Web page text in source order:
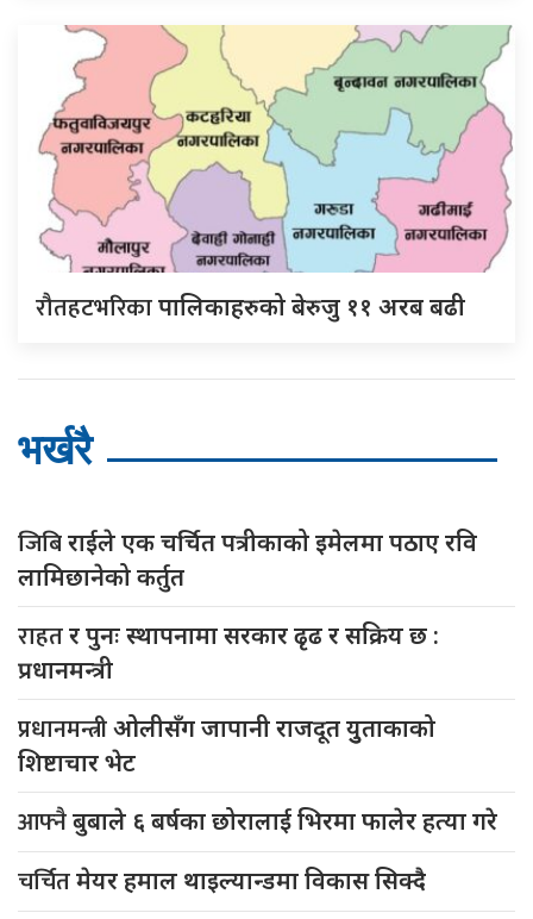
रौतहटभरिकापालिकाहरुको बेरुजु ११ अरब बढी
भर्खरै
जिबिराईले एक चर्चित पत्रीकाको इमेलमा पठाए रवि
लामिछानेको कर्तुत
राहतर पुनः स्थापनामा सरकार ढृढ र सक्रिय छ :
प्रधानमन्त्री
प्रधानमन्त्रीओलीसँग जापानी राजदूत युुताकाको
शिष्टाचार भेट
आफ्नैबुबाले ६ बर्षका छोरालाई भिरमा फालेर हत्या गरे
चर्चितमेयर हमाल थाइल्यान्डमा विकास सिक्दै